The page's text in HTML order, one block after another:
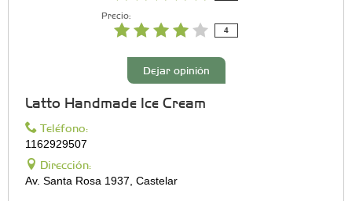
Precio:
4
Dejar opinión
Latto Handmade Ice Cream
Teléfono:
1162929507
Dirección:
Av. Santa Rosa 1937, Castelar